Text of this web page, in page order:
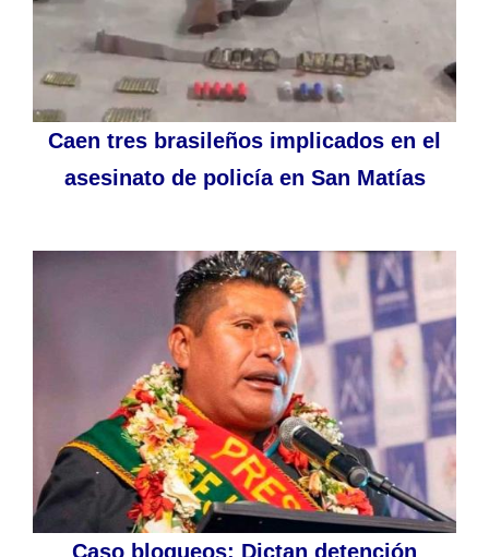
Caen tres brasileños implicados en el
asesinato de policía en San Matías
Caso bloqueos: Dictan detención